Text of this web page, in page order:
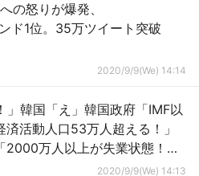
の怒りが爆発、
ド1位。35万ツイート突破
2020/9/9(We) 14:14
」韓国「え」韓国政府「IMF以
活動人口53万人超える！」
2000万人以上が失業状態！」
2020/9/9(We) 14:13